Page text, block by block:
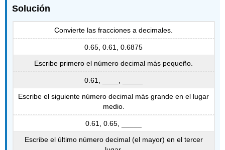
Solución
Convierte las fracciones a decimales.
0.65, 0.61, 0.6875
Escribe primero el número decimal más pequeño.
0.61, ____, _____
Escribe el siguiente número decimal más grande en el lugar
medio.
0.61, 0.65, _____
Escribe el último número decimal (el mayor) en el tercer